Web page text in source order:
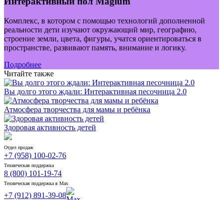
Комплекс, в котором с помощью технологий дополненной
реальности дети изучают окружающий мир, географию,
строение земли, цвета, фигуры, учатся ориентироваться в
пространстве, развивают память, внимание и логику.
Подробнее
Читайте также
Вы долго этого ждали: Интерактивная песочница 2.0
Атмосфера творчества для мамы и ребёнка
Здоровая активность детей
Отдел продаж
+7 (958) 100-02-76
Техническая поддержка
8 (800) 101-19-74
Техническая поддержка в Max
+7 (912) 891-39-08